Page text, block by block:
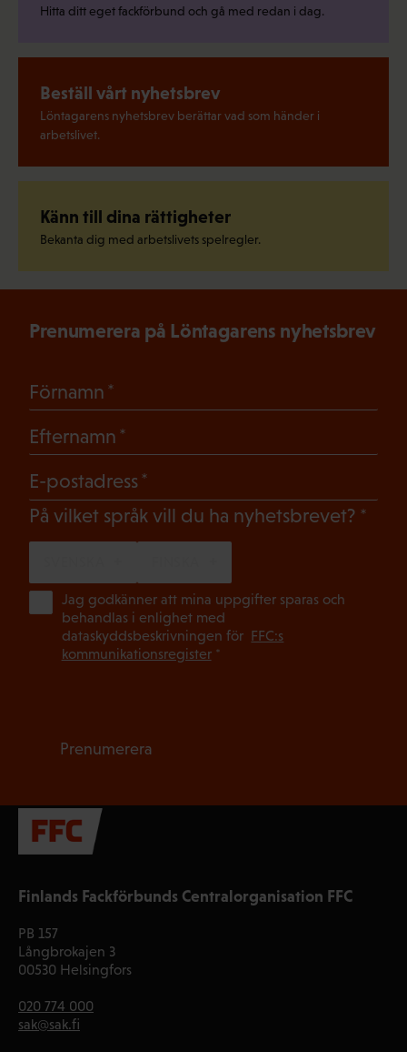
Hitta ditt eget fackförbund och gå med redan i dag.
Beställ vårt nyhetsbrev
Löntagarens nyhetsbrev berättar vad som händer i
arbetslivet.
Känn till dina rättigheter
Bekanta dig med arbetslivets spelregler.
Finlands Fackförbunds Centralorganisation FFC
PB 157
Långbrokajen 3
00530 Helsingfors
020 774 000
sak@sak.fi
Prenumerera på Löntagarens nyhetsbrev
Förnamn
Efternamn
E-postadress
På vilket språk vill du ha nyhetsbrevet?
Jag godkänner att mina uppgifter sparas och
behandlas i enlighet med
dataskyddsbeskrivningen för FFC:s
kommunikationsregister*
Prenumerera